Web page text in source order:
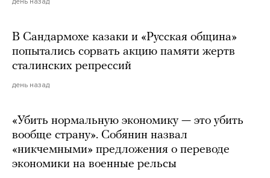
В Сандармохе казаки и «Русская община»
попытались сорвать акцию памяти жертв
сталинских репрессий
день назад
«Убить нормальную экономику — это убить
вообще страну». Собянин назвал
«никчемными» предложения о переводе
экономики на военные рельсы